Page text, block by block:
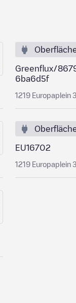
Greenflux/
6ba6d5f
1219 Europaplein
EU16702
1219 Europaplein